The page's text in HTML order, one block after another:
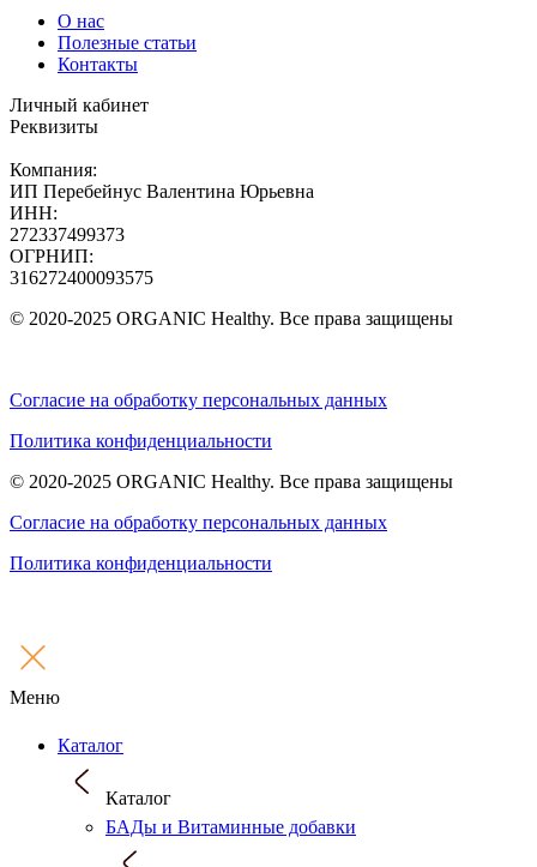
О нас
Полезные статьи
Контакты
Личный кабинет
Реквизиты
Компания:
ИП Перебейнус Валентина Юрьевна
ИНН:
272337499373
ОГРНИП:
316272400093575
© 2020-2025 ORGANIC Healthy. Все права защищены
Согласие на обработку персональных данных
Политика конфиденциальности
© 2020-2025 ORGANIC Healthy. Все права защищены
Согласие на обработку персональных данных
Политика конфиденциальности
Меню
Каталог
Каталог
БАДы и Витаминные добавки